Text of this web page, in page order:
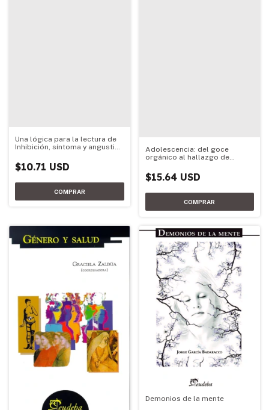
Una lógica para la lectura de
Inhibición, síntoma y angustia
$10.71 USD
Adolescencia: del goce
orgánico al hallazgo de
$15.64 USD
Demonios de la mente